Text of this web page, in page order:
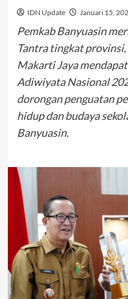
IDN Update Januari 15,
Pemkab Banyuasin
Tantra tingkat
Makarti Jaya
Adiwiyata Nasional
dorongan penguatan
hidup dan budaya
Banyuasin.